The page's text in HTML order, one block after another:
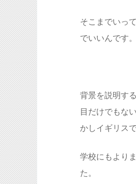
そこまでいっ
でいいんです
背景を説明す
目だけでもな
かしイギリス
学校にもより
た。